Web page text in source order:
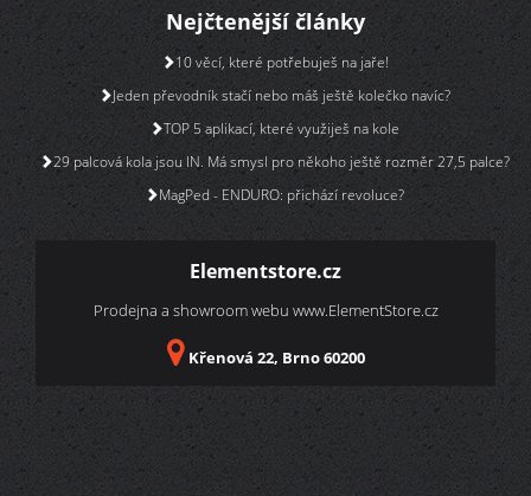
Nejčtenější články
10 věcí, které potřebuješ na jaře!
Jeden převodník stačí nebo máš ještě kolečko navíc?
TOP 5 aplikací, které využiješ na kole
29 palcová kola jsou IN. Má smysl pro někoho ještě rozměr 27,5 palce?
MagPed - ENDURO: přichází revoluce?
Elementstore.cz
Prodejna a showroom webu www.ElementStore.cz
Křenová 22, Brno 60200